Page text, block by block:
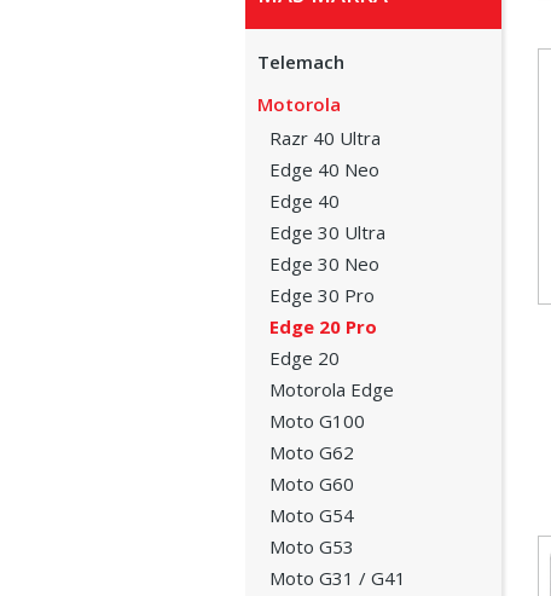
Telemach
Motorola
Razr 40 Ultra
Edge 40 Neo
Edge 40
Edge 30 Ultra
Edge 30 Neo
Edge 30 Pro
Edge 20 Pro
Edge 20
Motorola Edge
Moto G100
Moto G62
Moto G60
Moto G54
Moto G53
Moto G31 / G41